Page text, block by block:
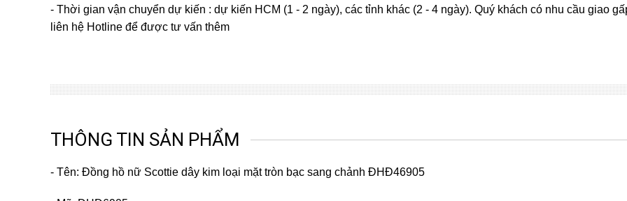
- Thời gian vận chuyển dự kiến : dự kiến HCM (1 - 2 ngày), các tỉnh khác (2 - 4 ngày). Quý khách có nhu cầu giao
liên hệ Hotline để được tư vấn thêm
THÔNG TIN SẢN PHẨM
- Tên: Đồng hồ nữ Scottie dây kim loại mặt tròn bạc sang chảnh ĐHĐ46905